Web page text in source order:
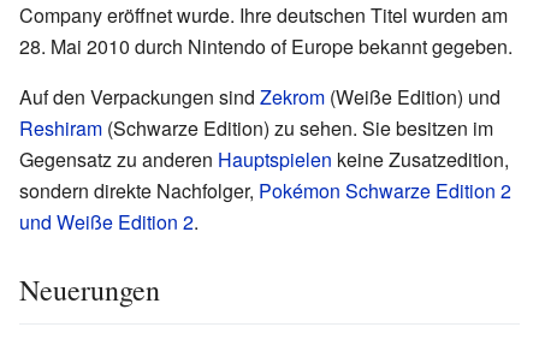
Company eröffnet wurde. Ihre deutschen Titel wurden am
28. Mai 2010 durch Nintendo of Europe bekannt gegeben.
Auf den Verpackungen sind Zekrom (Weiße Edition) und
Reshiram (Schwarze Edition) zu sehen. Sie besitzen im
Gegensatz zu anderen Hauptspielen keine Zusatzedition,
sondern direkte Nachfolger, Pokémon Schwarze Edition 2
und Weiße Edition 2.
Neuerungen